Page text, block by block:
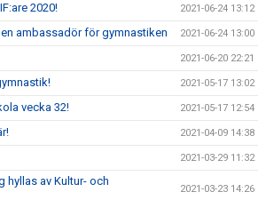
2020! 2021-06-24 13:12
ambassadör för gymnastiken 2021-06-24 13:00
2021-06-20 22:21
2021-05-17 13:02
vecka 32! 2021-05-17 12:54
2021-04-09 14:38
2021-03-29 11:32
hyllas av Kultur- och
2021-03-23 14:26